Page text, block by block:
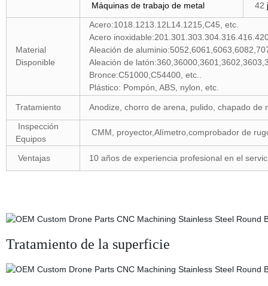
Máquinas de trabajo de metal 42
Material
Disponible
Acero:1018.1213.12L14.1215,C45, etc.
Acero
Aleación de
Aleación de
Bronce:C51000,C54400, etc..
Plástico: Pompón, ABS, nylon, etc.
Tratamiento
Anodize, chorro de arena, pulido, chapado
Inspección
Equipos
CMM, proyector,Alímetro,comprobador de
Ventajas 10 años de experiencia profesional en el
Tratamiento de la superficie